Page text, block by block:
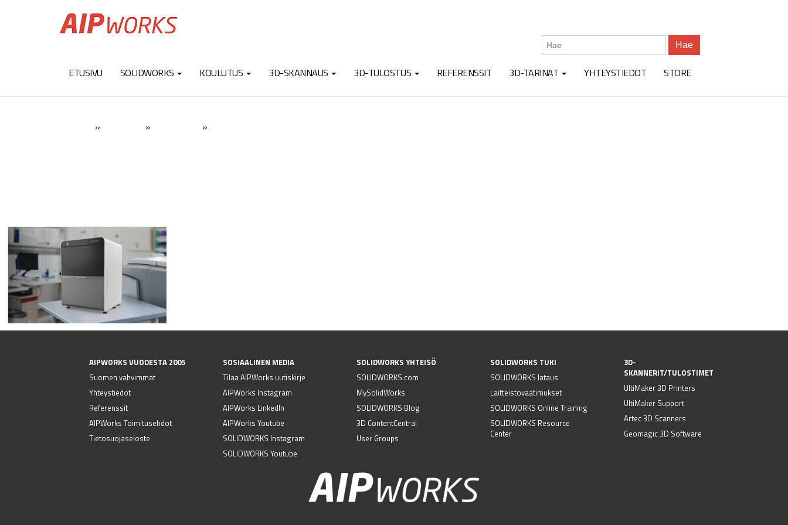
Hae
ETUSIVU SOLIDWORKS KOULUTUS 3D-SKANNAUS 3D-TULOSTUS REFERENSSIT 3D-TARINAT YHTEYSTIEDOT STORE
» » »
AIPWORKS VUODESTA 2005
Suomen vahvimmat
Yhteystiedot
Referenssit
AIPWorks Toimitusehdot
Tietosuojaseloste
SOSIAALINEN MEDIA
Tilaa AIPWorks uutiskirje
AIPWorks Instagram
AIPWorks LinkedIn
AIPWorks Youtube
SOLIDWORKS Instagram
SOLIDWORKS Youtube
SOLIDWORKS YHTEISÖ
SOLIDWORKS.com
MySolidWorks
SOLIDWORKS Blog
3D ContentCentral
User Groups
SOLIDWORKS TUKI
SOLIDWORKS lataus
Laitteistovaatimukset
SOLIDWORKS Online Training
SOLIDWORKS Resource
Center
3D-
SKANNERIT/TULOSTIMET
UltiMaker 3D Printers
UltiMaker Support
Artec 3D Scanners
Geomagic 3D Software